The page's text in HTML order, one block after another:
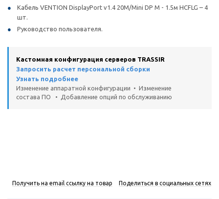
Кабель VENTION DisplayPort v1.4 20M/Mini DP M - 1.5м HCFLG – 4
шт.
Руководство пользователя.
Кастомная конфигурация серверов TRASSIR
Запросить расчет персональной сборки
Узнать подробнее
Изменение аппаратной конфигурации • Изменение
состава ПО • Добавление опций по обслуживанию
Получить на email ссылку на товар Поделиться в социальных сетях